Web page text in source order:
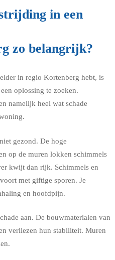
in een
zo belangrijk?
in regio Kortenberg hebt, is
oplossing te zoeken.
namelijk heel wat schade
gezond. De hoge
op de muren lokken schimmels
kwijt dan rijk. Schimmels en
met giftige sporen. Je
en hoofdpijn.
aan. De bouwmaterialen van
verliezen hun stabiliteit. Muren